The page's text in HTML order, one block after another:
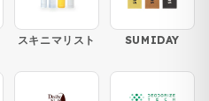
スキニマリスト SUMIDAY